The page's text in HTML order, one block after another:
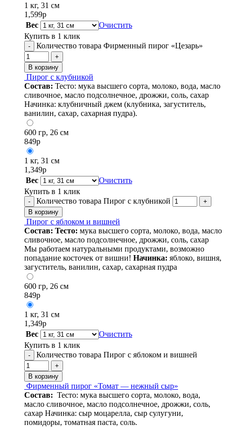
1 кг, 31 см
1,599р
Вес
Очистить
Купить в 1 клик
- Количество товара Фирменный пирог «Цезарь»
+
В корзину
Пирог с клубникой
Состав: Тесто: мука высшего сорта, молоко, вода, масло
сливочное, масло подсолнечное, дрожжи, соль, сахар
Начинка: клубничный джем (клубника, загуститель,
ванилин, сахар, сахарная пудра).
600 гр, 26 см
849р
1 кг, 31 см
1,349р
Вес
Очистить
Купить в 1 клик
- Количество товара Пирог с клубникой
+
В корзину
Пирог с яблоком и вишней
Состав: Тесто: мука высшего сорта, молоко, вода, масло
сливочное, масло подсолнечное, дрожжи, соль, сахар
Мы работаем натуральными продуктами, возможно
попадание косточек от вишни! Начинка: яблоко, вишня,
загуститель, ванилин, сахар, сахарная пудра
600 гр, 26 см
849р
1 кг, 31 см
1,349р
Вес
Очистить
Купить в 1 клик
- Количество товара Пирог с яблоком и вишней
+
В корзину
Фирменный пирог «Томат — нежный сыр»
Состав: Тесто: мука высшего сорта, молоко, вода,
масло сливочное, масло подсолнечное, дрожжи, соль,
сахар Начинка: сыр моцарелла, сыр сулугуни,
помидоры, томатная паста, соль.